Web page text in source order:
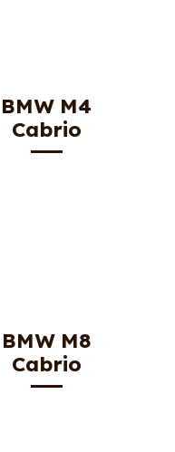
BMW M4
Cabrio
BMW M8
Cabrio